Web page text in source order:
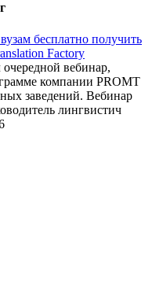
бесплатно получить
Factory
вебинар,
компании PROMT
заведений. Вебинар
лингвистич